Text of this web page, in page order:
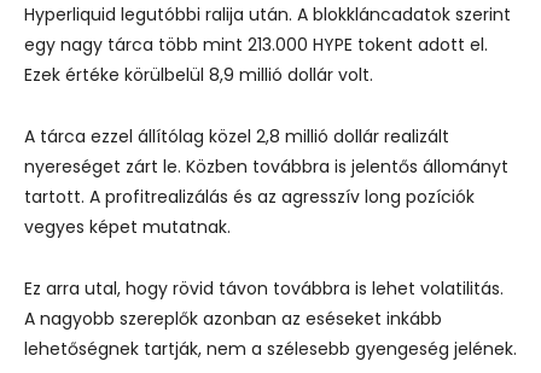
Hyperliquid legutóbbi ralija után. A blokkláncadatok szerint
egy nagy tárca több mint 213.000 HYPE tokent adott el.
Ezek értéke körülbelül 8,9 millió dollár volt.
A tárca ezzel állítólag közel 2,8 millió dollár realizált
nyereséget zárt le. Közben továbbra is jelentős állományt
tartott. A profitrealizálás és az agresszív long pozíciók
vegyes képet mutatnak.
Ez arra utal, hogy rövid távon továbbra is lehet volatilitás.
A nagyobb szereplők azonban az eséseket inkább
lehetőségnek tartják, nem a szélesebb gyengeség jelének.